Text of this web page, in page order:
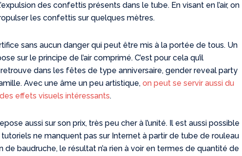
des confettis présents dans le tube. En visant en l’air, on
les confettis sur quelques mètres.
sans aucun danger qui peut être mis à la portée de tous. Un
sur le principe de l’air comprimé. C’est pour cela qu’il
dans les fêtes de type anniversaire, gender reveal party
Avec une âme un peu artistique,on peut se servir aussi du
effets visuels intéressants.
aussi sur son prix, très peu cher à l’unité. Il est aussi possible
tutoriels ne manquent pas sur Internet à partir de tube de rouleau
baudruche, le résultat n’a rien à voir en termes de quantité de